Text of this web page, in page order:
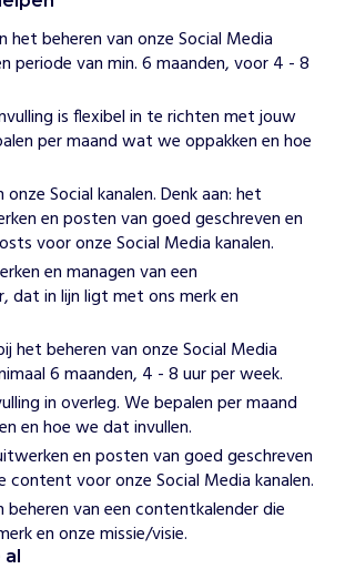
het beheren van onze Social Media
periode van min. 6 maanden, voor 4 - 8
is flexibel in te richten met jouw
per maand wat we oppakken en hoe
Social kanalen. Denk aan: het
en posten van goed geschreven en
voor onze Social Media kanalen.
en managen van een
dat in lijn ligt met ons merk en
het beheren van onze Social Media
6 maanden, 4 - 8 uur per week.
in overleg. We bepalen per maand
en hoe we dat invullen.
en posten van goed geschreven
content voor onze Social Media kanalen.
van een contentkalender die
en onze missie/visie.
al